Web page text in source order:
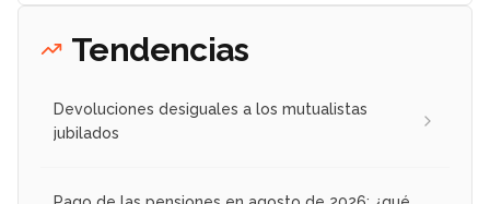
Tendencias
Devoluciones desiguales a los mutualistas
jubilados